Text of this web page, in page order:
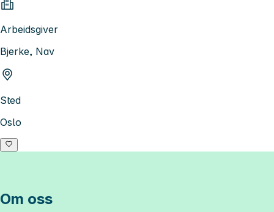
Arbeidsgiver
Bjerke, Nav
Sted
Oslo
Om oss